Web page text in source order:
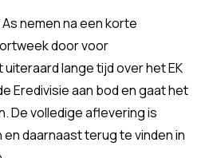
As nemen na een korte
door voor
lange tijd over het EK
Eredivisie aan bod en gaat het
De volledige aflevering is
daarnaast terug te vinden in